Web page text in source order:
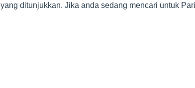
yang ditunjukkan. Jika anda sedang mencari untuk